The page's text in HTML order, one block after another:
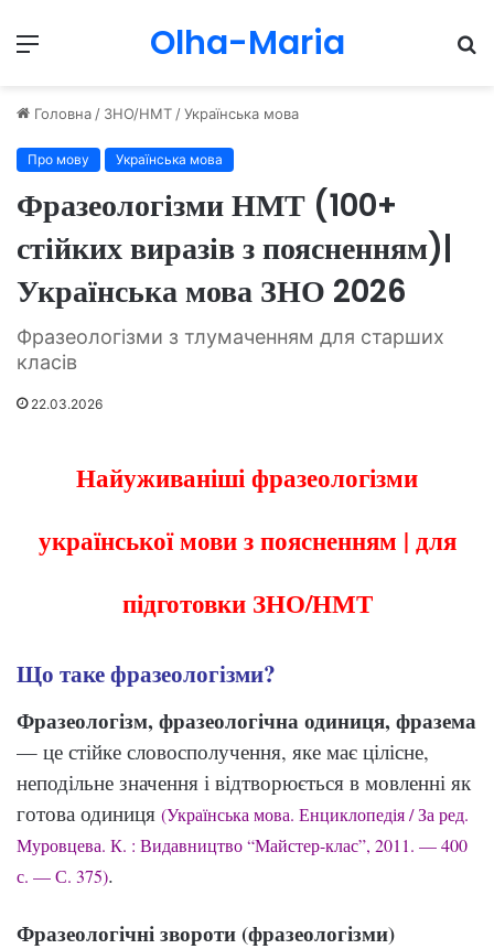
Menu Olha-Maria
Головна / ЗНО/НМТ /Українська мова
Про мову Українська мова
Фразеологізми НМТ (100+
стійких виразів з поясненням)|
Українська мова ЗНО 2026
Фразеологізми з тлумаченням для старших
класів
22.03.2026
Найуживаніші фразеологізми
української мови з поясненням | для
підготовки ЗНО/НМТ
Що таке фразеологізми?
Фразеологізм, фразеологічна одиниця, фразема
— це стійке словосполучення, яке має цілісне,
неподільне значення і відтворюється в мовленні як
готова одиниця (Українська мова. Енциклопедія / За ред.
Муровцева. К. : Видавництво “Майстер-клас”, 2011. — 400
с. — С. 375).
Фразеологічні звороти (фразеологізми)